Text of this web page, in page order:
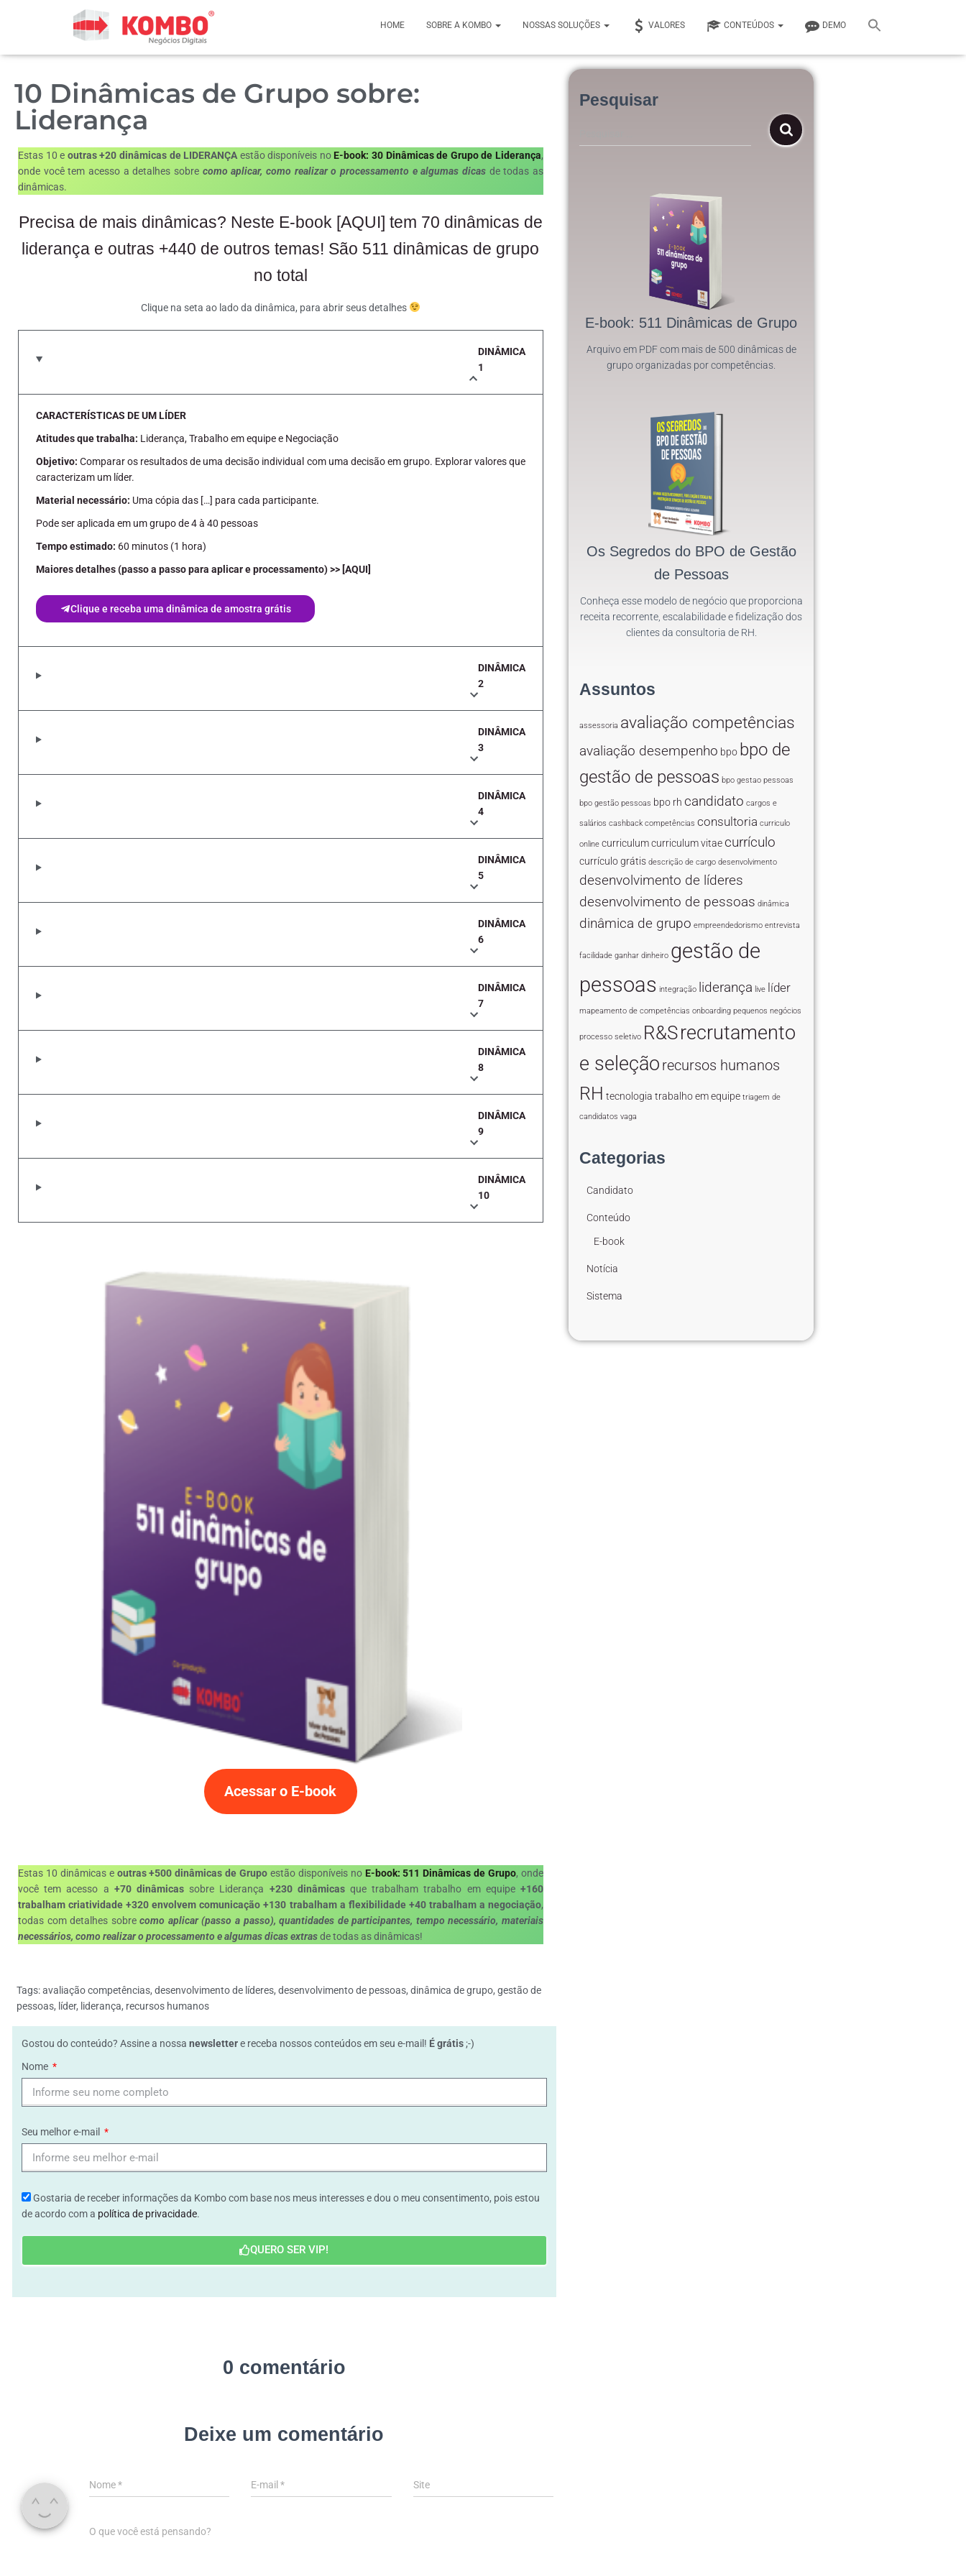
HOME SOBRE A KOMBO NOSSAS SOLUÇÕES VALORES CONTEÚDOS DEMO
10 Dinâmicas de Grupo sobre:
Liderança
Estas 10 e outras +20 dinâmicas de LIDERANÇA estão disponíveis no E-book: 30 Dinâmicas de Grupo de Liderança,
onde você tem acesso a detalhes sobre como aplicar, como realizar o processamento e algumas dicasde todas as
dinâmicas.
Precisa de mais dinâmicas? Neste E-book [AQUI] tem 70 dinâmicas de
liderança e outras +440 de outros temas! São 511 dinâmicas de grupo
no total
Clique na seta ao lado da dinâmica, para abrir seus detalhes
DINÂMICA
1
CARACTERÍSTICAS DE UM LÍDER
Atitudes que trabalha: Liderança, Trabalho em equipe e Negociação
Objetivo: Comparar os resultados de uma decisão individual com uma decisão em grupo. Explorar valores que
caracterizam um líder.
Material necessário: Uma cópia das […] para cada participante.
Pode ser aplicada em um grupo de 4 à 40 pessoas
Tempo estimado: 60 minutos (1 hora)
Maiores detalhes (passo a passo para aplicar e processamento) >> [AQUI]
Clique e receba uma dinâmica de amostra grátis
DINÂMICA
2
DINÂMICA
3
DINÂMICA
4
DINÂMICA
5
DINÂMICA
6
DINÂMICA
7
DINÂMICA
8
DINÂMICA
9
DINÂMICA
10
Acessar o E-book
Estas 10 dinâmicas e outras +500 dinâmicas de Grupo estão disponíveis no E-book: 511 Dinâmicas de Grupo, onde
você tem acesso a +70 dinâmicas sobre Liderança +230 dinâmicasque trabalham trabalho em equipe +160
trabalham criatividade +320 envolvem comunicação +130 trabalham a flexibilidade +40 trabalham a negociação,
todas com detalhes sobrecomo aplicar (passo a passo), quantidades de participantes, tempo necessário, materiais
necessários, como realizar o processamento e algumas dicas extrasde todas as dinâmicas!
Tags:avaliação competências, desenvolvimento de líderes, desenvolvimento de pessoas, dinâmica de grupo, gestão de
pessoas, líder, liderança, recursos humanos
Gostou do conteúdo? Assine a nossa newslettere receba nossos conteúdos em seu e-mail! É grátis ;-)
Nome
Seu melhor e-mail
Gostaria de receber informações da Kombo com base nos meus interesses e dou o meu consentimento, pois estou
de acordo com a política de privacidade.
QUERO SER VIP!
0 comentário
Deixe um comentário
Nome* E-mail* Site
O que você está pensando?
Pesquisar
E-book: 511 Dinâmicas de Grupo
Arquivo em PDF com mais de 500 dinâmicas de
grupo organizadas por competências.
Os Segredos do BPO de Gestão
de Pessoas
Conheça esse modelo de negócio que proporciona
receita recorrente, escalabilidade e fidelização dos
clientes da consultoria de RH.
Assuntos
assessoria avaliação competências
avaliação desempenho bpo bpo de
gestão de pessoas bpo gestao pessoas
bpo gestão pessoas bpo rh candidato cargos e
salários cashback competências consultoria curriculo
online curriculumcurriculum vitae currículo
currículo grátis descrição de cargo desenvolvimento
desenvolvimento de líderes
desenvolvimento de pessoas dinâmica
dinâmica de grupo empreendedorismo entrevista
facilidade ganhar dinheiro gestão de
pessoas integração liderança live líder
mapeamento de competências onboarding pequenos negócios
processo seletivo R&Srecrutamento
e seleção recursos humanos
RH tecnologia trabalho em equipe triagem de
candidatos vaga
Categorias
Candidato
Conteúdo
E-book
Notícia
Sistema